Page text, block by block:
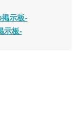
示板-
示板-